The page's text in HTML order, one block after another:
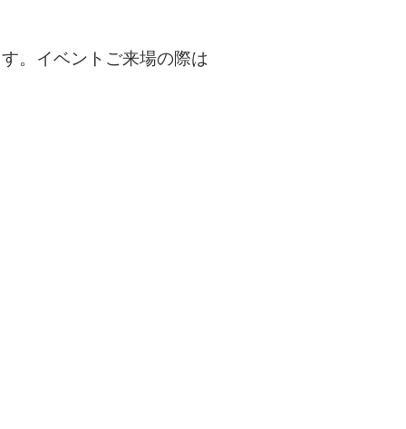
。イベントご来場の際は